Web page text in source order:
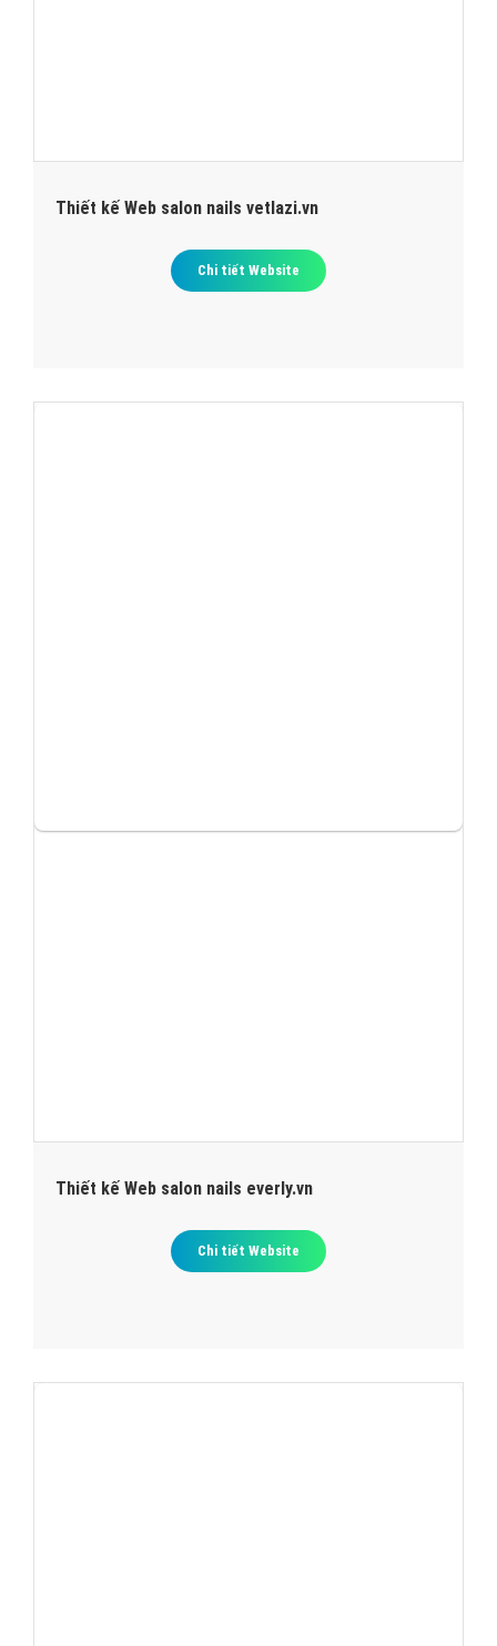
Thiết kế Web salon nails vetlazi.vn
Chi tiết Website
Thiết kế Web salon nails everly.vn
Chi tiết Website